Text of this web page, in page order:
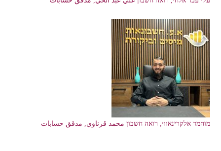
מוחמד אלקרינאווי, רואה חשבון محمد قرناوي, مدقق حسابات